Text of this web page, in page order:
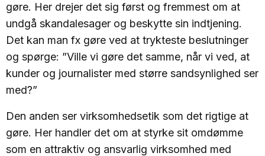
gøre. Her drejer det sig først og fremmest om at
undgå skandalesager og beskytte sin indtjening.
Det kan man fx gøre ved at trykteste beslutninger
og spørge: ”Ville vi gøre det samme, når vi ved, at
kunder og journalister med større sandsynlighed ser
med?”
Den anden ser virksomhedsetik som det rigtige at
gøre. Her handler det om at styrke sit omdømme
som en attraktiv og ansvarlig virksomhed med